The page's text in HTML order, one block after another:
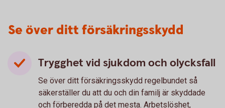
Se över ditt försäkringsskydd
Trygghet vid sjukdom och olycksfall
Se över ditt försäkringsskydd regelbundet så
säkerställer du att du och din familj är skyddade
och förberedda på det mesta. Arbetslöshet,